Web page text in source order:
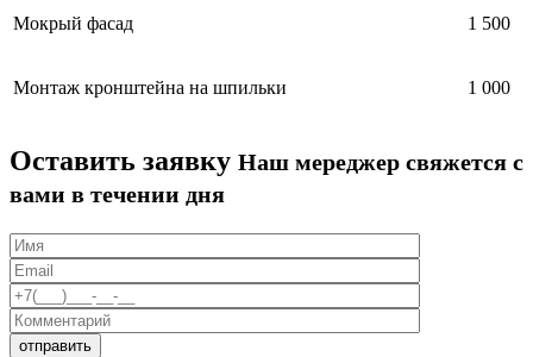
Мокрый фасад 1 500
Монтаж кронштейна на шпильки 1 000
Оставить заявку Наш мереджер свяжется с
вами в течении дня